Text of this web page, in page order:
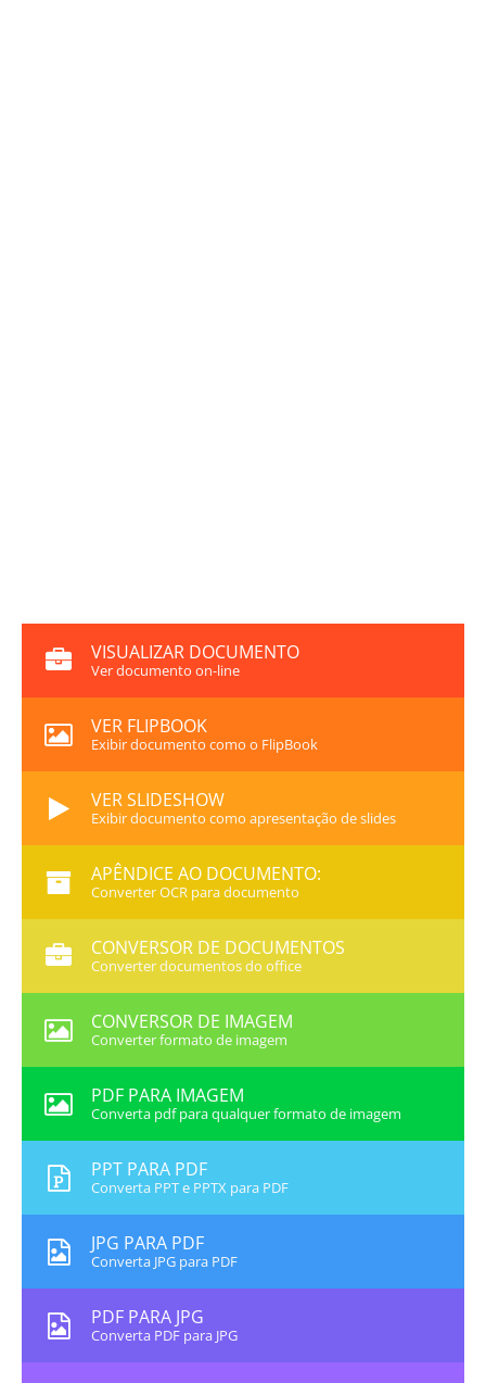
VISUALIZAR DOCUMENTO
Ver documento on-line
VER FLIPBOOK
Exibir documento como o FlipBook
VER SLIDESHOW
Exibir documento como apresentação de slides
APÊNDICE AO DOCUMENTO:
Converter OCR para documento
CONVERSOR DE DOCUMENTOS
Converter documentos do office
CONVERSOR DE IMAGEM
Converter formato de imagem
PDF PARA IMAGEM
Converta pdf para qualquer formato de imagem
PPT PARA PDF
Converta PPT e PPTX para PDF
JPG PARA PDF
Converta JPG para PDF
PDF PARA JPG
Converta PDF para JPG